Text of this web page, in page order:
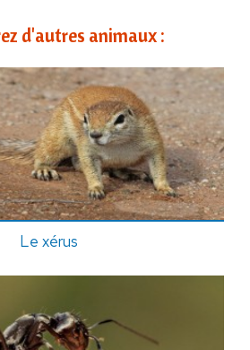
d'autres animaux :
Le xérus